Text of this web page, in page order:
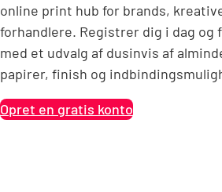
online print hub for brands,
forhandlere. Registrer dig i dag og
med et udvalg af dusinvis af
papirer, finish og
Opret en gratis konto